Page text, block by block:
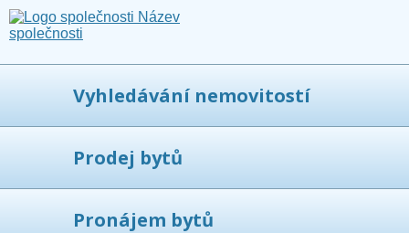
Vyhledávání nemovitostí
Prodej bytů
Pronájem bytů